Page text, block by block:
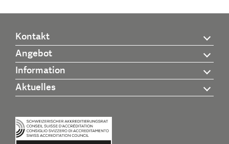
Kontakt
Angebot
Information
Aktuelles